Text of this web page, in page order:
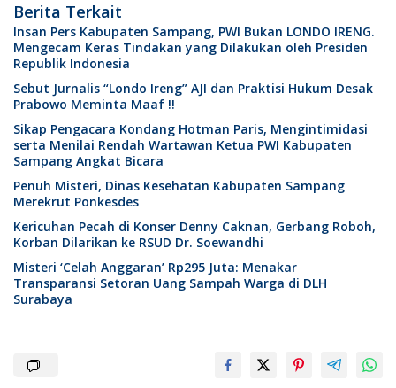
Berita Terkait
Insan Pers Kabupaten Sampang, PWI Bukan LONDO IRENG.
Mengecam Keras Tindakan yang Dilakukan oleh Presiden
Republik Indonesia
Sebut Jurnalis “Londo Ireng” AJI dan Praktisi Hukum Desak
Prabowo Meminta Maaf !!
Sikap Pengacara Kondang Hotman Paris, Mengintimidasi
serta Menilai Rendah Wartawan Ketua PWI Kabupaten
Sampang Angkat Bicara
Penuh Misteri, Dinas Kesehatan Kabupaten Sampang
Merekrut Ponkesdes
Kericuhan Pecah di Konser Denny Caknan, Gerbang Roboh,
Korban Dilarikan ke RSUD Dr. Soewandhi
Misteri ‘Celah Anggaran’ Rp295 Juta: Menakar
Transparansi Setoran Uang Sampah Warga di DLH
Surabaya